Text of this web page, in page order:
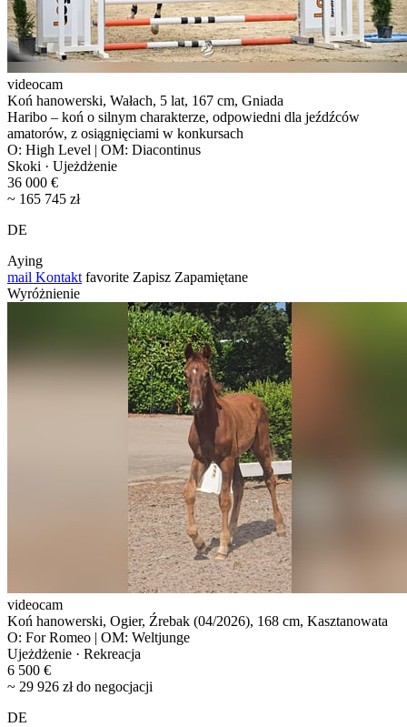
videocam
Koń hanowerski, Wałach, 5 lat, 167 cm, Gniada
Haribo – koń o silnym charakterze, odpowiedni dla jeźdźców
amatorów, z osiągnięciami w konkursach
O: High Level | OM: Diacontinus
Skoki · Ujeżdżenie
36 000 €
~ 165 745 zł
DE
Aying
mail Kontakt favorite Zapisz Zapamiętane
Wyróżnienie
videocam
Koń hanowerski, Ogier, Źrebak (04/2026), 168 cm, Kasztanowata
O: For Romeo | OM: Weltjunge
Ujeżdżenie · Rekreacja
6 500 €
~ 29 926 zł do negocjacji
DE